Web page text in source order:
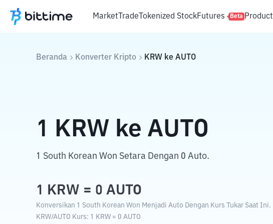
MarketTradeTokenized StockFutures Beta Product
Beranda Konverter Kripto KRW ke AUTO
1 KRW ke AUTO
1 South Korean Won Setara Dengan 0 Auto.
1 KRW = 0 AUTO
Konversikan 1 South Korean Won Menjadi Auto Dengan Kurs Tukar Saat Ini.
KRW/AUTO Kurs: 1 KRW = 0 AUTO